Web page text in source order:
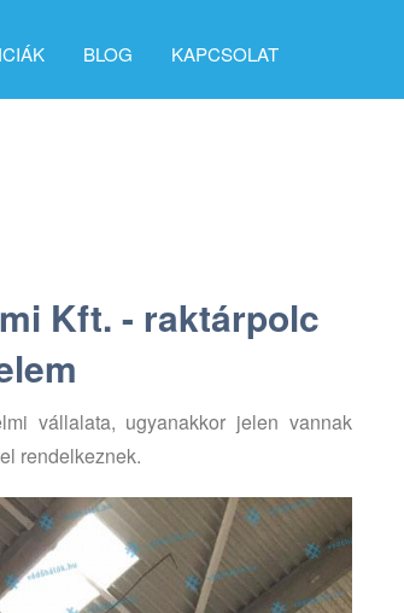
BLOG KAPCSOLAT
Kft. - raktárpolc
vállalata, ugyanakkor jelen vannak
rendelkeznek.